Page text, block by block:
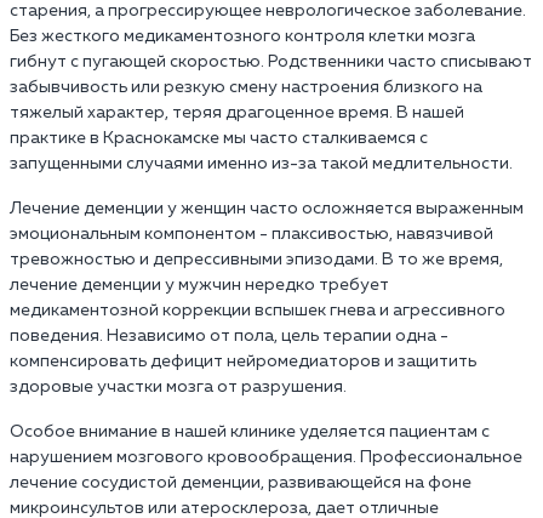
старения, а прогрессирующее неврологическое заболевание.
Без жесткого медикаментозного контроля клетки мозга
гибнут с пугающей скоростью. Родственники часто списывают
забывчивость или резкую смену настроения близкого на
тяжелый характер, теряя драгоценное время. В нашей
практике в Краснокамске мы часто сталкиваемся с
запущенными случаями именно из-за такой медлительности.
Лечение деменции у женщин часто осложняется выраженным
эмоциональным компонентом - плаксивостью, навязчивой
тревожностью и депрессивными эпизодами. В то же время,
лечение деменции у мужчин нередко требует
медикаментозной коррекции вспышек гнева и агрессивного
поведения. Независимо от пола, цель терапии одна -
компенсировать дефицит нейромедиаторов и защитить
здоровые участки мозга от разрушения.
Особое внимание в нашей клинике уделяется пациентам с
нарушением мозгового кровообращения. Профессиональное
лечение сосудистой деменции, развивающейся на фоне
микроинсультов или атеросклероза, дает отличные